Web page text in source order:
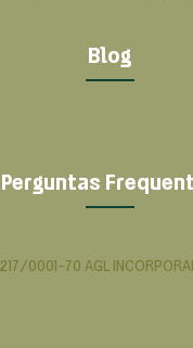
Blog
Perguntas
0001-70 AGL